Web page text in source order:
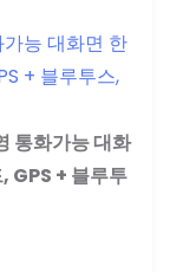
통화가능 대화
GPS + 블루투